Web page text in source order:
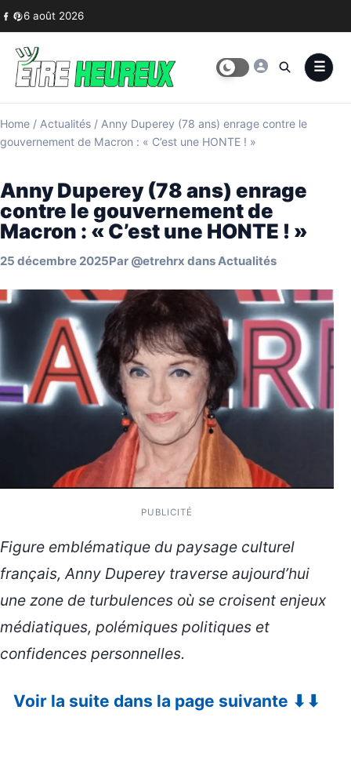
Skip to content
6 août 2026
Home / Actualités / Anny Duperey (78 ans) enrage contre le
gouvernement de Macron : « C’est une HONTE ! »
Anny Duperey (78 ans) enrage
contre le gouvernement de
Macron : « C’est une HONTE ! »
25 décembre 2025Par @etrehrx dansActualités
PUBLICITÉ
Figure emblématique du paysage culturel
français, Anny Duperey traverse aujourd’hui
une zone de turbulences où se croisent enjeux
médiatiques, polémiques politiques et
confidences personnelles.
Voir la suite dans la page suivante ⬇⬇